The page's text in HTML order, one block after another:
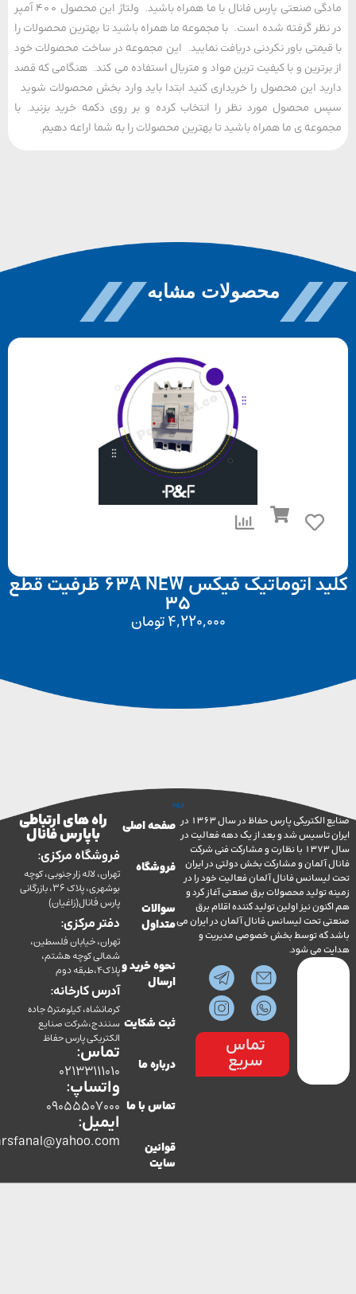
مادگی صنعتی پارس فانال با ما همراه باشید. ولتاژ این محصول 400 آمپر
گرفته شده است. با مجموعه ما همراه باشید تا بهترین محصولات را
باور نکردنی دریافت نمایید. این مجموعه در ساخت محصولات خود
و با کیفیت ترین مواد و متریال استفاده می کند. هنگامی که قصد
این محصول را خریداری کنید ابتدا باید وارد بخش محصولات شوید
محصول مورد نظر را انتخاب کرده و بر روی دکمه خرید بزنید. با
ی ما همراه باشید تا بهترین محصولات را به شما اراعه دهیم.
محصولات مشابه
کلید اتوماتیک فیکس 63A NEW ظرفیت قطع
4,220,000تومان
صنایع الکتریکی پارس حفاظ در سال 1363 در
شد و بعد از یک دهه فعالیت در
سال 1373 با نظارت و مشارکت فنی شرکت
و مشارکت بخش دولتی در ایران
فانال آلمان فعالیت خود را در
محصولات برق صنعتی آغاز کرد و
نیز اولین تولید کننده اقلام برق
لیسانس فانال آلمان در ایران می
توسط بخش خصوصی مدیریت و
می شود.
تماس
سریع
صفحه اصلی
فروشگاه
سوالات
متداول
نحوه خرید و
ثبت شکایت
درباره ما
تماس با ما
قوانین
راه های ارتباطی
با پارس فانال
فروشگاه مرکزی:
تهران، لاله زار جنوبی، کوچه
بوشهری، پلاک 36، بازرگانی
پارس فانال(زاغیان)
دفتر مرکزی:
تهران، خیابان فلسطین،
شمالی کوچه هشتم،
پلاک4،طبقه دوم
آدرس کارخانه:
کرمانشاه، کیلومتر5 جاده
سنندج،شرکت صنایع
الکتریکی پارس حفاظ
تماس:
02133111010
واتساپ:
09055507000
ایمیل:
co.parsfanal@yahoo.com